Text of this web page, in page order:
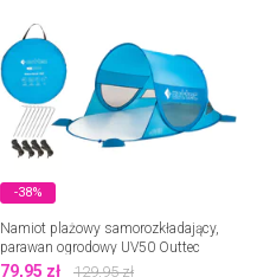
-38%
Namiot plażowy samorozkładający,
parawan ogrodowy UV50 Outtec
79,95 zł 129,95zł